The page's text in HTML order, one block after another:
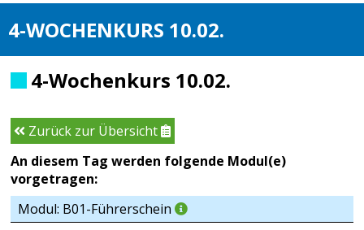
4-WOCHENKURS 10.02.
4-Wochenkurs 10.02.
Zurück zur Übersicht
An diesem Tag werden folgende Modul(e)
vorgetragen:
Modul: B01-Führerschein